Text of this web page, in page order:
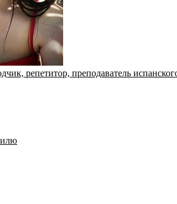
репетитор, преподаватель